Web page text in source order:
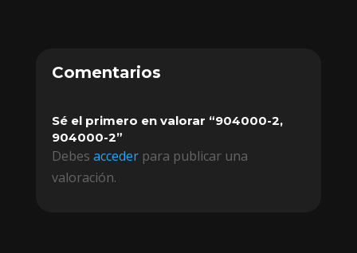
Comentarios
Sé el primero en valorar “904000-2,
904000-2”
Debes accederpara publicar una
valoración.